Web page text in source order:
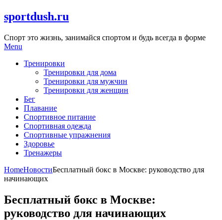
Skip
to
sportdush.ru
Спорт это жизнь, занимайся спортом и будь всегда в форме
Menu
Тренировки
Тренировки для дома
Тренировки для мужчин
Тренировки для женщин
Бег
Плавание
Спортивное питание
Спортивная одежда
Спортивные упражнения
Здоровье
Тренажеры
HomeНовостиБесплатный бокс в Москве: руководство для
начинающих
Бесплатный бокс в Москве:
руководство для начинающих